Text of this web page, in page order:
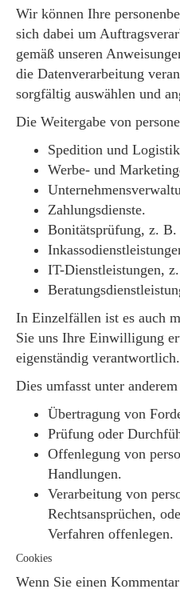
Wir können Ihre
sich dabei um
gemäß unseren
die Datenverarbeitung
sorgfältig auswählen und
Die Weitergabe von
Spedition und
Werbe- und
Zahlungsdienste.
Bonitätsprüfung, z. B.
IT-Dienstleistungen,
In Einzelfällen ist es auch
Sie uns Ihre Einwilligung
eigenständig verantwortlich.
Dies umfasst unter
Übertragung von
Prüfung oder
Offenlegung von
Handlungen.
Verarbeitung von
Rechtsansprüchen,
Verfahren offenlegen.
Cookies
Wenn Sie einen